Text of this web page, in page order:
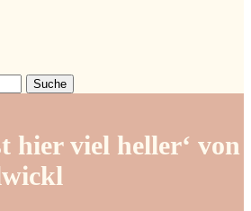
Suche
hier viel heller‘ von